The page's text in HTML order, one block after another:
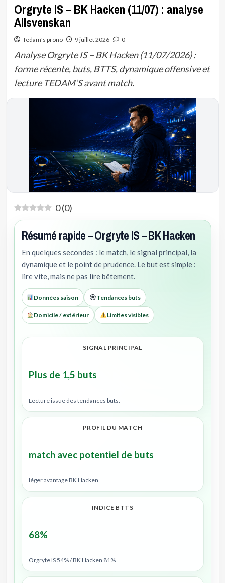
Orgryte IS – BK Hacken (11/07) : analyse
Allsvenskan
Tedam's prono 9 juillet 2026 0
Analyse Orgryte IS – BK Hacken (11/07/2026) :
forme récente, buts, BTTS, dynamique offensive et
lecture TEDAM’S avant match.
0(0)
Résumé rapide – Orgryte IS – BK Hacken
En quelques secondes : le match, le signal principal, la
dynamique et le point de prudence. Le but est simple :
lire vite, mais ne pas lire bêtement.
Données saison Tendances buts
Domicile / extérieur Limites visibles
SIGNAL PRINCIPAL
Plus de 1,5 buts
Lecture issue des tendances buts.
PROFIL DU MATCH
match avec potentiel de buts
léger avantage BK Hacken
INDICE BTTS
68%
Orgryte IS 54% / BK Hacken 81%